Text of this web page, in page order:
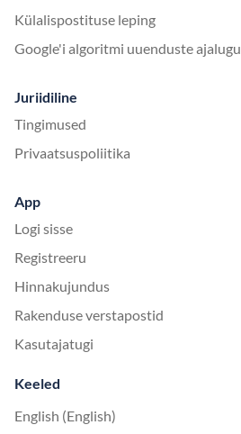
Külalispostituse leping
Google'i algoritmi uuenduste ajalugu
Juriidiline
Tingimused
Privaatsuspoliitika
App
Logi sisse
Registreeru
Hinnakujundus
Rakenduse verstapostid
Kasutajatugi
Keeled
English (English)